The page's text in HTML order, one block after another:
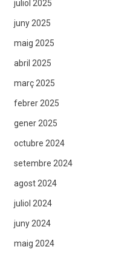
juliol 2025
juny 2025
maig 2025
abril 2025
març 2025
febrer 2025
gener 2025
octubre 2024
setembre 2024
agost 2024
juliol 2024
juny 2024
maig 2024